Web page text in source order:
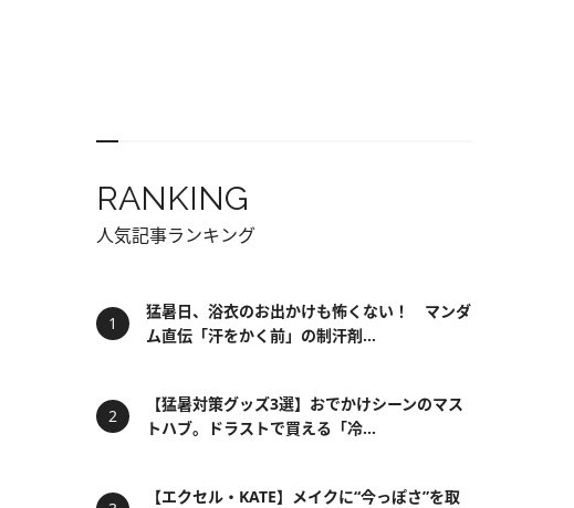
RANKING
人気記事ランキング
猛暑日、浴衣のお出かけも怖くない！ マンダ
ム直伝「汗をかく前」の制汗剤...
【猛暑対策グッズ3選】おでかけシーンのマス
トハブ。ドラストで買える「冷...
【エクセル・KATE】メイクに“今っぽさ”を取